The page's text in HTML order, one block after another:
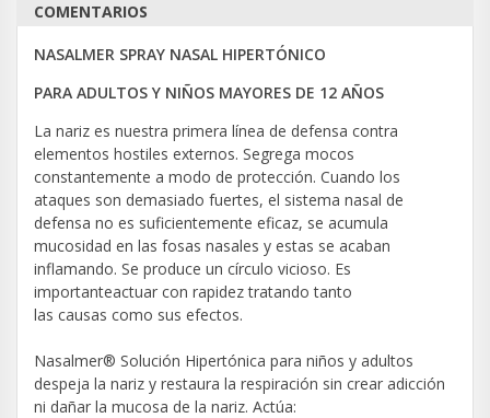
COMENTARIOS
NASALMER SPRAY NASAL HIPERTÓNICO
PARA ADULTOS Y NIÑOS MAYORES DE 12 AÑOS
La nariz es nuestra primera línea de defensa contra
elementos hostiles externos. Segrega mocos
constantemente a modo de protección. Cuando los
ataques son demasiado fuertes, el sistema nasal de
defensa no es suficientemente eficaz, se acumula
mucosidad en las fosas nasales y estas se acaban
inflamando. Se produce un círculo vicioso. Es
importanteactuar con rapidez tratando tanto
las causas como sus efectos.
Nasalmer® Solución Hipertónica para niños y adultos
despeja la nariz y restaura la respiración sin crear adicción
ni dañar la mucosa de la nariz. Actúa: